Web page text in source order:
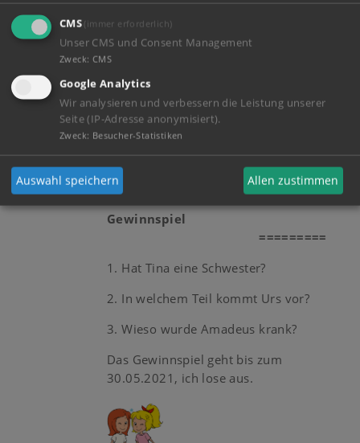
Sagt ein Pferd zum anderen: "Ich hab
keine Lust mehr zum arbeiten!" Sagt das
andere:" Schreib doch an einen
Tierschutzverein!" Darauf das erste:"
Bist du verrückt? Wenn der Bauer
rausfindet, dass ich schreiben kann,
muss ich auch noch den Bürokram
machen!"
Gewinnspiel
=========
1. Hat Tina eine Schwester?
2. In welchem Teil kommt Urs vor?
3. Wieso wurde Amadeus krank?
Das Gewinnspiel geht bis zum
30.05.2021, ich lose aus.
CMS (immer erforderlich)
Unser CMS und Consent Management
Zweck: CMS
Google Analytics
Wir analysieren und verbessern die Leistung unserer
Seite (IP-Adresse anonymisiert).
Zweck: Besucher-Statistiken
Auswahl speichern Allen zustimmen